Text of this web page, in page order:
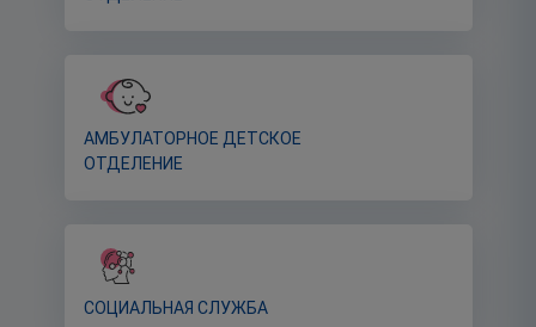
АМБУЛАТОРНОЕ ДЕТСКОЕ
ОТДЕЛЕНИЕ
СОЦИАЛЬНАЯ СЛУЖБА